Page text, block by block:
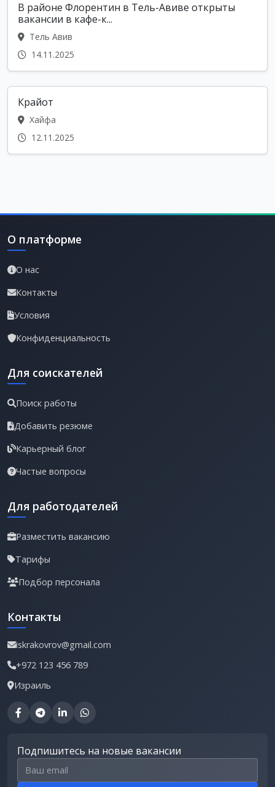
В районе Флорентин в Тель-Авиве открыты
вакансии в кафе-к...
Тель Авив
14.11.2025
Крайот
Хайфа
12.11.2025
О платформе
О нас
Контакты
Условия
Конфиденциальность
Для соискателей
Поиск работы
Добавить резюме
Карьерный блог
Частые вопросы
Для работодателей
Разместить вакансию
Тарифы
Подбор персонала
Контакты
iskrakovrov@gmail.com
+972 123 456 789
Израиль
Подпишитесь на новые вакансии
Email для подписки